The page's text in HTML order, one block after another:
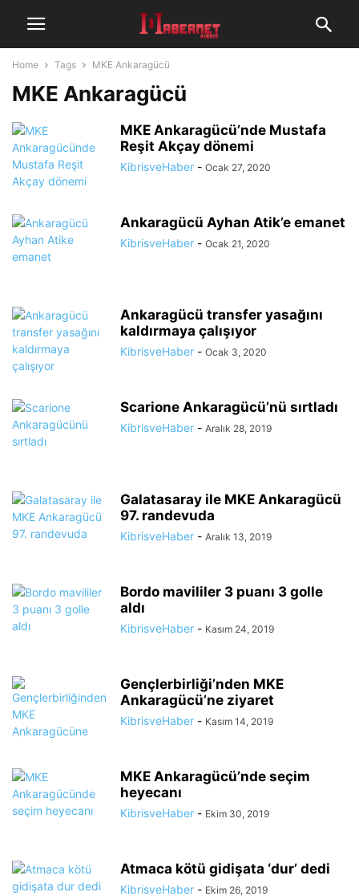
Home Tags MKE Ankaragücü
MKE Ankaragücü
MKE Ankaragücü’nde Mustafa
Reşit Akçay dönemi
KibrisveHaber - Ocak 27, 2020
Ankaragücü Ayhan Atik’e emanet
KibrisveHaber - Ocak 21, 2020
Ankaragücü transfer yasağını
kaldırmaya çalışıyor
KibrisveHaber - Ocak 3, 2020
Scarione Ankaragücü’nü sırtladı
KibrisveHaber - Aralık 28, 2019
Galatasaray ile MKE Ankaragücü
97. randevuda
KibrisveHaber - Aralık 13, 2019
Bordo mavililer 3 puanı 3 golle
aldı
KibrisveHaber - Kasım 24, 2019
Gençlerbirliği’nden MKE
Ankaragücü’ne ziyaret
KibrisveHaber - Kasım 14, 2019
MKE Ankaragücü’nde seçim
heyecanı
KibrisveHaber - Ekim 30, 2019
Atmaca kötü gidişata ‘dur’ dedi
KibrisveHaber - Ekim 26, 2019